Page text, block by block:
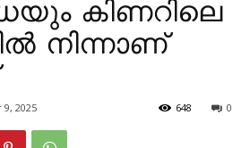
കിണറിലെ
നിന്നാണ്
2025 0
648